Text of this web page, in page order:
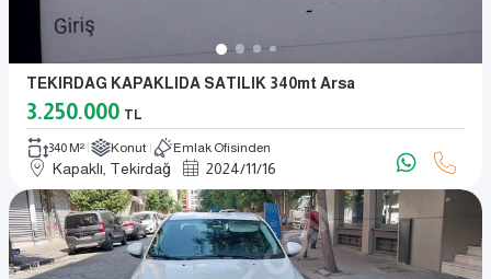
TEKIRDAG KAPAKLIDA SATILIK 340mt Arsa
3.250.000 TL
340 M² Konut Emlak Ofisinden
Kapaklı, Tekirdağ 2024/11/16